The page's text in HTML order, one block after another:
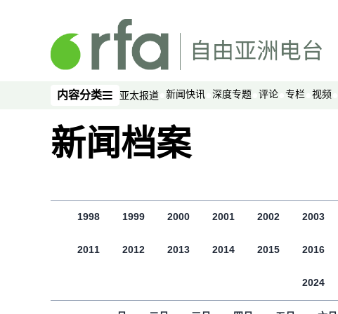
跳至主内容
内容分类
内容分类 亚太报道 新闻快讯 深度专题 评论 专栏 视频
新闻档案
1998 1999 2000 2001 2002 2003
2011 2012 2013 2014 2015 2016
2024